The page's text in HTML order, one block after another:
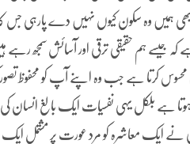
بھی ہمیں وہ سکون کیوں نہیں دے پارہی جس
کہ جیسے ہم حقیقی ترقی اور آسائش سمجھ
کرتا ہے جب وہ اپنے آپ کو محفوظ تصور
ہے بلکل یہی نفسیات ایک بالغ انسان
نے ایک معاشرہ کو مرد عورت پر مشتمل